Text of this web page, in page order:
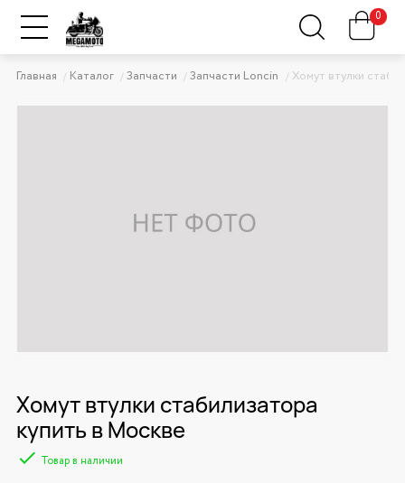
0
Главная Каталог Запчасти Запчасти Loncin Хомут втулки
Хомут втулки стабилизатора
купить в Москве
Товар в наличии